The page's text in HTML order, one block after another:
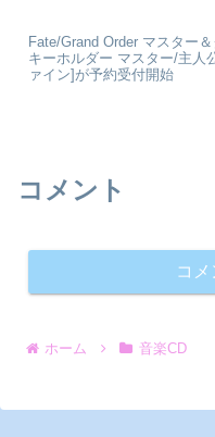
Fate/Grand Order マスター
キーホルダー マスター/主人
ァイン]が予約受付開始
コメント
コ
ホーム 音楽CD